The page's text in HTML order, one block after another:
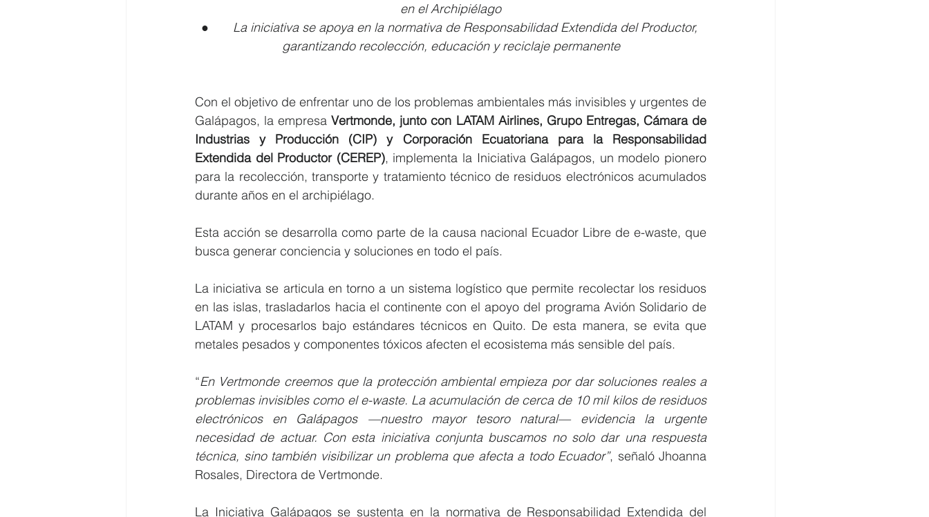
en el Archipiélago
● La iniciativa se apoya en la normativa de Responsabilidad Extendida del Productor,
garantizando recolección, educación y reciclaje permanente
Con el objetivo de enfrentar uno de los problemas ambientales más invisibles y urgentes de
Galápagos, la empresa Vertmonde, junto con LATAM Airlines, Grupo Entregas, Cámara de
Industrias y Producción (CIP) y Corporación Ecuatoriana para la Responsabilidad
Extendida del Productor (CEREP), implementa la Iniciativa Galápagos, un modelo pionero
para la recolección, transporte y tratamiento técnico de residuos electrónicos acumulados
durante años en el archipiélago.
Esta acción se desarrolla como parte de la causa nacional Ecuador Libre de e-waste, que
busca generar conciencia y soluciones en todo el país.
La iniciativa se articula en torno a un sistema logístico que permite recolectar los residuos
en las islas, trasladarlos hacia el continente con el apoyo del programa Avión Solidario de
LATAM y procesarlos bajo estándares técnicos en Quito. De esta manera, se evita que
metales pesados y componentes tóxicos afecten el ecosistema más sensible del país.
“En Vertmonde creemos que la protección ambiental empieza por dar soluciones reales a
problemas invisibles como el e-waste. La acumulación de cerca de 10 mil kilos de residuos
electrónicos en Galápagos —nuestro mayor tesoro natural— evidencia la urgente
necesidad de actuar. Con esta iniciativa conjunta buscamos no solo dar una respuesta
técnica, sino también visibilizar un problema que afecta a todo Ecuador”, señaló Jhoanna
Rosales, Directora de Vertmonde.
La Iniciativa Galápagos se sustenta en la normativa de Responsabilidad Extendida del